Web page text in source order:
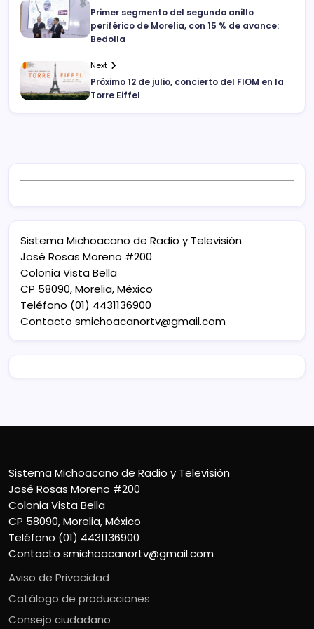
Primer segmento del segundo anillo
periférico de Morelia, con 15 % de avance:
Bedolla
Next
Próximo 12 de julio, concierto del FIOM en la
Torre Eiffel
Sistema Michoacano de Radio y Televisión
José Rosas Moreno #200
Colonia Vista Bella
CP 58090, Morelia, México
Teléfono (01) 4431136900
Contacto smichoacanortv@gmail.com
Sistema Michoacano de Radio y Televisión
José Rosas Moreno #200
Colonia Vista Bella
CP 58090, Morelia, México
Teléfono (01) 4431136900
Contacto smichoacanortv@gmail.com
Aviso de Privacidad
Catálogo de producciones
Consejo ciudadano